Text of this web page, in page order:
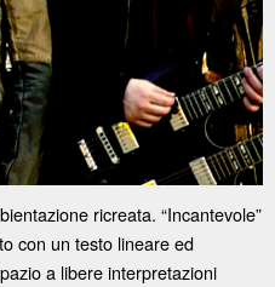
ricreata. “Incantevole”
con un testo lineare ed
a libere interpretazioni